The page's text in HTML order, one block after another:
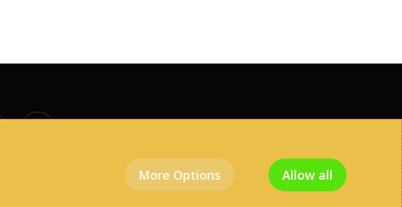
email
Online marketing
More Options Allow all